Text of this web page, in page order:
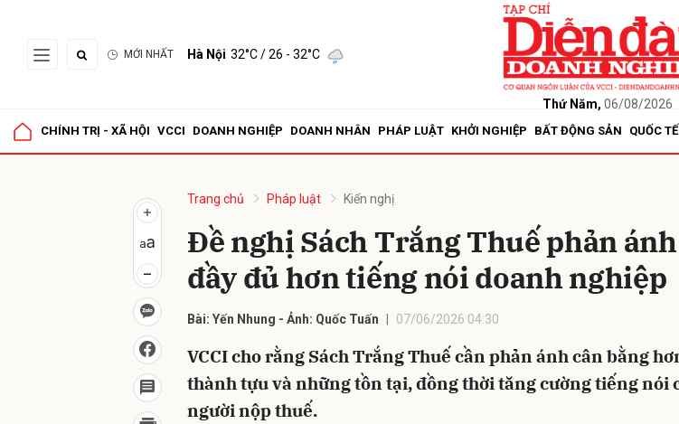
MỚI NHẤT Hà Nội 32°C/ 26 - 32°C
Thứ Năm, 06/08/2026
CHÍNH TRỊ - XÃ HỘI VCCI DOANH NGHIỆP DOANH NHÂN PHÁP LUẬT KHỞI NGHIỆP BẤT ĐỘNG SẢN QUỐC TẾ
Trang chủ Pháp luật Kiến nghị
Đề nghị Sách Trắng Thuế phản ánh
đầy đủ hơn tiếng nói doanh nghiệp
Bài: Yến Nhung - Ảnh: Quốc Tuấn 07/06/2026 04:30
VCCI cho rằng Sách Trắng Thuế cần phản ánh cân bằng
thành tựu và những tồn tại, đồng thời tăng cường tiếng nói
người nộp thuế.